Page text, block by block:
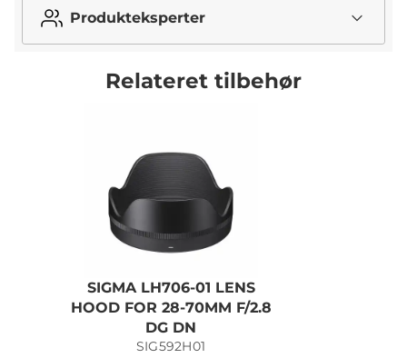
Produkteksperter
Relateret tilbehør
SIGMA LH706-01 LENS
HOOD FOR 28-70MM F/2.8
DG DN
SIG592H01